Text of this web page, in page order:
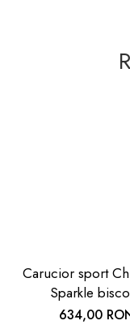
Carucior sport
Sparkle
634,00